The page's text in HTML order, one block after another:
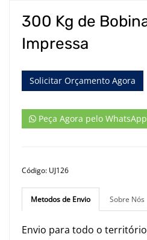
300 Kg de
Impressa
Solicitar Orçamento Agora
Peça Agora pelo WhatsApp
Código: UJ126
Metodos de Envio Sobre Nós
Envio para todo o